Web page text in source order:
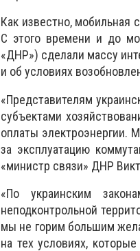
Как известно, мобильная
С этого времени и до
«ДНР») сделали массу
и об условиях
«Представителям
субъектами
оплаты электроэнергии.
за эксплуатацию
«министр связи» ДНР
«По украинским
неподконтрольной
мы не горим большим
на тех условиях,